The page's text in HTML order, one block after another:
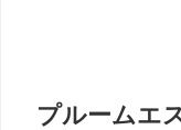
プルームエ